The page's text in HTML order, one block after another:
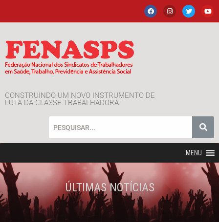
CONSTRUINDO UM NOVO INSTRUMENTO DE
LUTA DA CLASSE TRABALHADORA
MENU
ÚLTIMAS NOTÍCIAS